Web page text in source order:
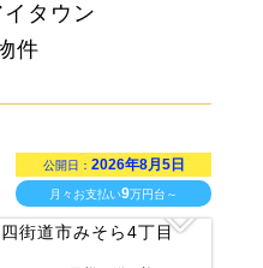
タウン
件
公開日： 2026年8月5日
月々お支払い9万円台～